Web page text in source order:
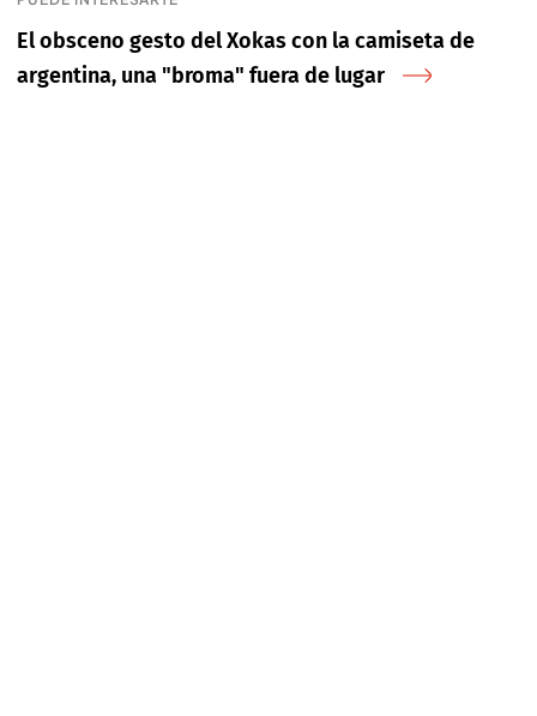
El obsceno gesto del Xokas con la camiseta de
argentina, una "broma" fuera de lugar